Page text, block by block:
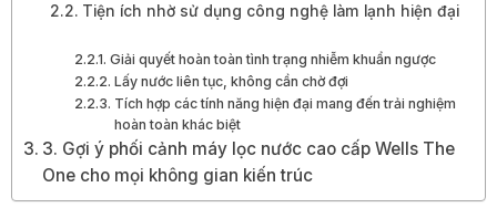
Tiện ích nhờ sử dụng công nghệ làm lạnh hiện đại
Giải quyết hoàn toàn tình trạng nhiễm khuẩn ngược
Lấy nước liên tục, không cần chờ đợi
Tích hợp các tính năng hiện đại mang đến trải nghiệm
hoàn toàn khác biệt
3. Gợi ý phối cảnh máy lọc nước cao cấp Wells The
One cho mọi không gian kiến trúc